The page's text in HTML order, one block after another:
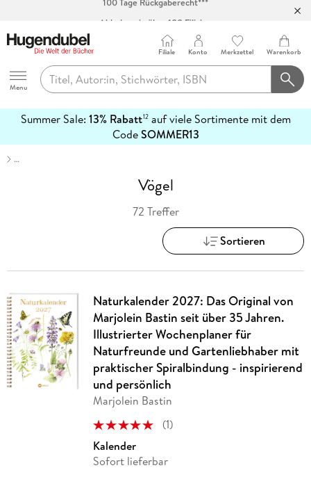
Abholung in über 100 Filialen
Hugendubel
Menu
Filiale Konto Merkzettel Warenkorb
Summer Sale: 13% Rabatt12auf viele Sortimente mit dem
CodeSOMMER13
erfahren
…
Vögel
72 Treffer
Sortieren
Naturkalender 2027: Das Original von
Marjolein Bastin seit über 35 Jahren.
Illustrierter Wochenplaner für
Naturfreunde und Gartenliebhaber mit
praktischer Spiralbindung - inspirierend
und persönlich
Marjolein Bastin
(1)
Kalender
Sofort lieferbar